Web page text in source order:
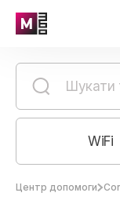
Центр допомоги